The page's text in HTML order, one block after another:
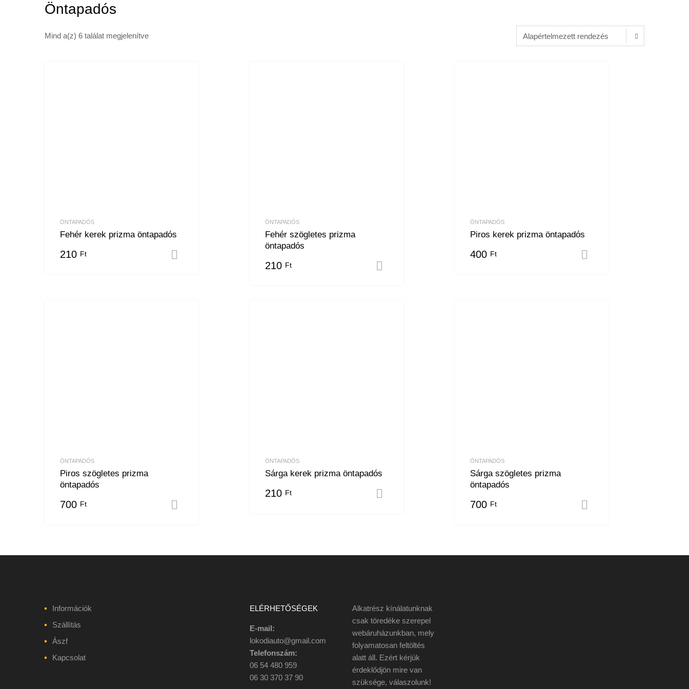
Öntapadós
Mind a(z) 6 találat megjelenítve
ÖNTAPADÓS
Fehér kerek prizma öntapadós
210 Ft
ÖNTAPADÓS
Fehér szögletes prizma
öntapadós
210 Ft
ÖNTAPADÓS
Piros kerek prizma öntapadós
400 Ft
ÖNTAPADÓS
Piros szögletes prizma
öntapadós
700 Ft
ÖNTAPADÓS
Sárga kerek prizma öntapadós
210 Ft
ÖNTAPADÓS
Sárga szögletes prizma
öntapadós
700 Ft
Információk
Szállítás
Ászf
Kapcsolat
ELÉRHETŐSÉGEK
E-mail:
lokodiauto@gmail.com
Telefonszám:
06 54 480 959
06 30 370 37 90
Alkatrész kínálatunknak
csak töredéke szerepel
webáruházunkban, mely
folyamatosan feltöltés
alatt áll. Ezért kérjük
érdeklődjön mire van
szüksége, válaszolunk!